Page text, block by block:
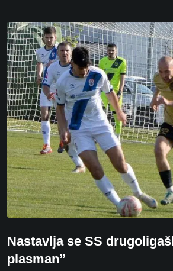
Nastavlja se SS
plasman”